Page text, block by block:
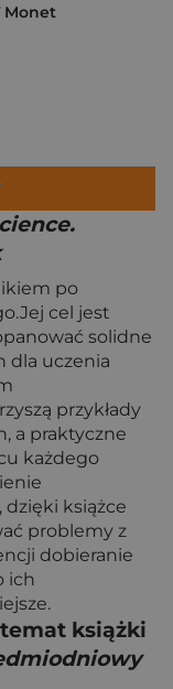
Monet
po
cel jest
solidne
dla uczenia
przykłady
a praktyczne
każdego
książce
problemy z
dobieranie
ich
książki